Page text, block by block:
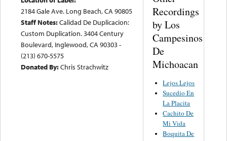
2184 Gale Ave. Long Beach, CA 90805
Staff Notes:Calidad De Duplicacion:
Custom Duplication. 3404 Century
Boulevard, Inglewood, CA 90303 -
(213) 670-5575
Donated By:Chris Strachwitz
Recordings
by Los
Campesinos
De
Michoacan
Lejos Lejos
Sucedio En
La Placita
Cachito De
Mi Vida
Boquita De